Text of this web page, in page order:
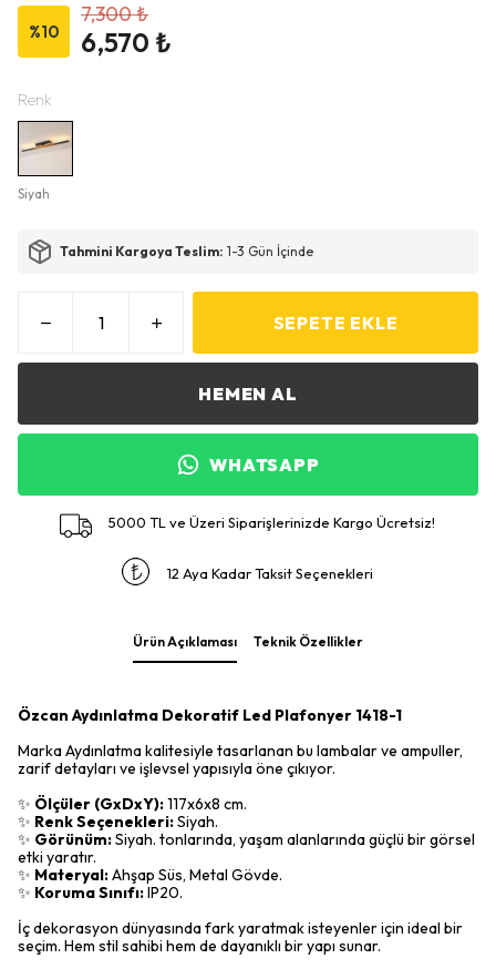
%10
7,300 ₺
6,570 ₺
Renk
Siyah
Tahmini Kargoya Teslim: 1-3 Gün İçinde
SEPETE EKLE
HEMEN AL
WHATSAPP
5000 TL ve Üzeri Siparişlerinizde Kargo Ücretsiz!
12 Aya Kadar Taksit Seçenekleri
Ürün Açıklaması Teknik Özellikler
Özcan Aydınlatma Dekoratif Led Plafonyer 1418-1
Marka Aydınlatma kalitesiyle tasarlanan bu lambalar ve ampuller,
zarif detayları ve işlevsel yapısıyla öne çıkıyor.
✨ Ölçüler (GxDxY):117x6x8 cm.
✨ Renk Seçenekleri:Siyah.
✨ Görünüm:Siyah. tonlarında, yaşam alanlarında güçlü bir görsel
etki yaratır.
✨ Materyal:Ahşap Süs, Metal Gövde.
✨ Koruma Sınıfı:IP20.
İç dekorasyon dünyasında fark yaratmak isteyenler için ideal bir
seçim. Hem stil sahibi hem de dayanıklı bir yapı sunar.